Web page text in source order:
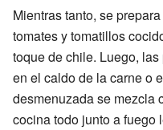
Mientras tanto, se
tomates y tomatillos
toque de chile. Luego,
en el caldo de la carne o
desmenuzada se mezcla
cocina todo junto a fuego